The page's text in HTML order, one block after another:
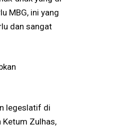
MBG, ini yang
dan sangat
legeslatif di
Ketum Zulhas,